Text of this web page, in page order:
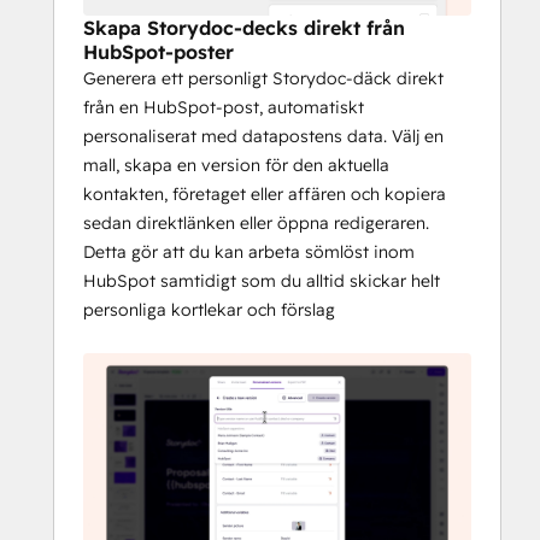
Skapa Storydocs i
HubSpot, utan att lämna
CRM
Generera en Storydoc-version direkt från
en HubSpot-post. Välj en mall, skapa en
version för den aktuella kontakten,
företaget eller affären och kopiera sedan
länken eller öppna redigeringsverktyget, allt
från HubSpot.
Spara länkar tillbaka till
HubSpot för
automatisering
Varje gång du skapar en version lagrar
HubSpot länkarna på posten som
Skapa Storydoc-decks direkt från
HubSpot-poster
Generera ett personligt Storydoc-däck direkt
från en HubSpot-post, automatiskt
personaliserat med datapostens data. Välj en
mall, skapa en version för den aktuella
kontakten, företaget eller affären och kopiera
sedan direktlänken eller öppna redigeraren.
Detta gör att du kan arbeta sömlöst inom
HubSpot samtidigt som du alltid skickar helt
personliga kortlekar och förslag